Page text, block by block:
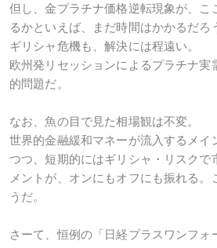
但し、金プラチナ価格逆転現象が、こ
るかといえば、まだ時間はかかるだろ
ギリシャ危機も、解決には程遠い。
欧州発リセッションによるプラチナ実
的問題だ。
なお、魚の目で見た相場観は不変。
世界的金融緩和マネーが流入するメイ
つつ、短期的にはギリシャ・リスクで
メントが、オンにもオフにも振れる。
うだ。
さーて、恒例の「日経プラスワンフォ